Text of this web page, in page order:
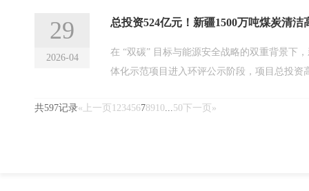
29
2026-04
总投资524亿元！新疆1500万吨煤炭清
在 “双碳” 目标与能源安全战略的双重背景下
体化示范项目进入环评公示阶段，项目总投
共597记录«上一页 1 23456789 10...50 下一页»